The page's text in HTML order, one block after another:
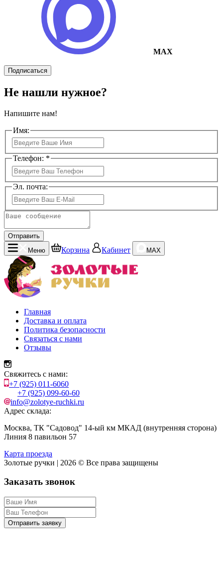
MAX
Подписаться
Не нашли нужное?
Напишите нам!
Имя:
Телефон: *
Эл. почта:
Отправить
Меню
Корзина Кабинет MAX
Главная
Доставка и оплата
Политика безопасности
Связаться с нами
Отзывы
Свяжитесь с нами:
+7 (925) 011-6060
+7 (925) 099-60-60
info@zolotye-ruchki.ru
Адрес склада:
Москва, ТК "Садовод" 14-ый км МКАД (внутренняя сторона)
Линия 8 павильон 57
Карта проезда
Золотые ручки | 2026 © Все права защищены
Заказать звонок
Отправить заявку